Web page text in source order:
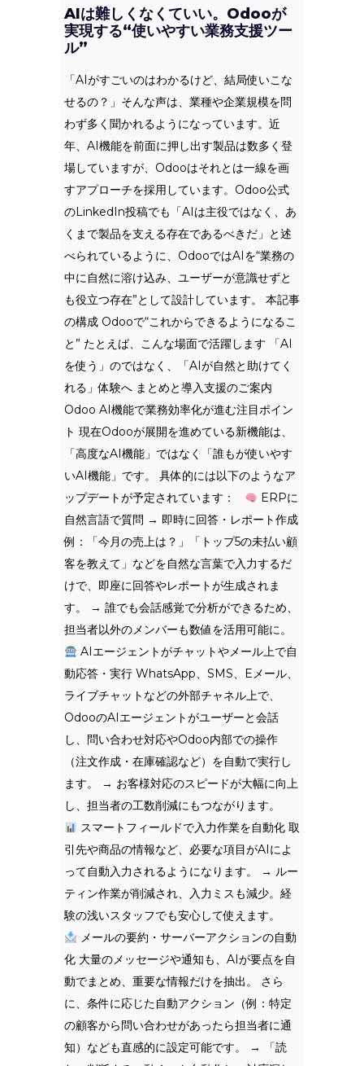
AIは難しくなくていい。Odooが
実現する“使いやすい業務支援ツー
ル”
「AIがすごいのはわかるけど、結局使いこな
せるの？」そんな声は、業種や企業規模を問
わず多く聞かれるようになっています。近
年、AI機能を前面に押し出す製品は数多く登
場していますが、Odooはそれとは一線を画
すアプローチを採用しています。Odoo公式
のLinkedIn投稿でも「AIは主役ではなく、あ
くまで製品を支える存在であるべきだ」と述
べられているように、OdooではAIを“業務の
中に自然に溶け込み、ユーザーが意識せずと
も役立つ存在”として設計しています。 本記事
の構成 Odooで“これからできるようになるこ
と” たとえば、こんな場面で活躍します 「AI
を使う」のではなく、「AIが自然と助けてく
れる」体験へ まとめと導入支援のご案内
Odoo AI機能で業務効率化が進む注目ポイン
ト 現在Odooが展開を進めている新機能は、
「高度なAI機能」ではなく「誰もが使いやす
いAI機能」です。 具体的には以下のようなア
ップデートが予定されています：
ERPに
自然言語で質問 → 即時に回答・レポート作成
例：「今月の売上は？」「トップ5の未払い顧
客を教えて」などを自然な言葉で入力するだ
けで、即座に回答やレポートが生成されま
す。 → 誰でも会話感覚で分析ができるため、
担当者以外のメンバーも数値を活用可能に。
AIエージェントがチャットやメール上で自
動応答・実行 WhatsApp、SMS、Eメール、
ライブチャットなどの外部チャネル上で、
OdooのAIエージェントがユーザーと会話
し、問い合わせ対応やOdoo内部での操作
（注文作成・在庫確認など）を自動で実行し
ます。 → お客様対応のスピードが大幅に向上
し、担当者の工数削減にもつながります。
スマートフィールドで入力作業を自動化 取
引先や商品の情報など、必要な項目がAIによ
って自動入力されるようになります。 → ルー
ティン作業が削減され、入力ミスも減少。経
験の浅いスタッフでも安心して使えます。
メールの要約・サーバーアクションの自動
化 大量のメッセージや通知も、AIが要点を自
動でまとめ、重要な情報だけを抽出。 さら
に、条件に応じた自動アクション（例：特定
の顧客から問い合わせがあったら担当者に通
知）なども直感的に設定可能です。 → 「読